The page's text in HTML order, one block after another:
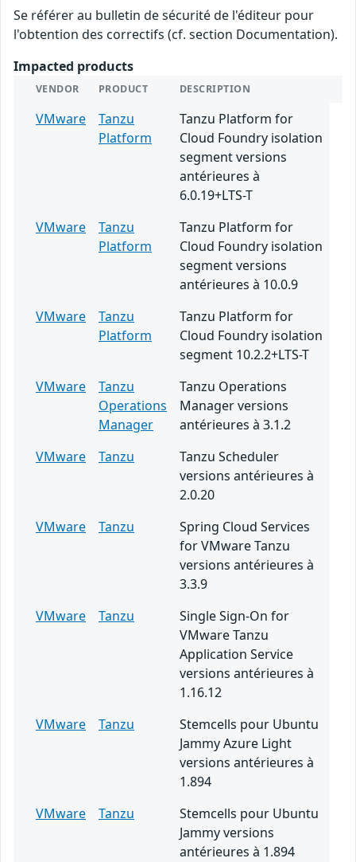
Se référer au bulletin de sécurité de l'éditeur pour
l'obtention des correctifs (cf. section Documentation).
Impacted products
VENDOR PRODUCT DESCRIPTION
VMware
Tanzu
Platform
Tanzu Platform for
Cloud Foundry isolation
segment versions
antérieures à
6.0.19+LTS-T
VMware
Tanzu
Platform
Tanzu Platform for
Cloud Foundry isolation
segment versions
antérieures à 10.0.9
VMware
Tanzu
Platform
Tanzu Platform for
Cloud Foundry isolation
segment 10.2.2+LTS-T
VMware
Tanzu
Operations
Manager
Tanzu Operations
Manager versions
antérieures à 3.1.2
VMware
Tanzu
Tanzu Scheduler
versions antérieures à
2.0.20
VMware
Tanzu
Spring Cloud Services
for VMware Tanzu
versions antérieures à
3.3.9
VMware
Tanzu
Single Sign-On for
VMware Tanzu
Application Service
versions antérieures à
1.16.12
VMware
Tanzu
Stemcells pour Ubuntu
Jammy Azure Light
versions antérieures à
1.894
VMware
Tanzu
Stemcells pour Ubuntu
Jammy versions
antérieures à 1.894